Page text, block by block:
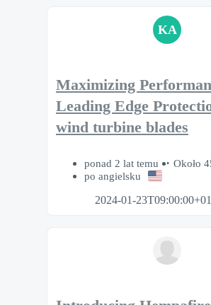
KA
Maximizing
Leading Edge
wind turbine blades
ponad 2 lat temu
Około
po angielsku
2024-01-